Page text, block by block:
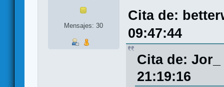
Mensajes: 30
Cita de:
09:47:44
Cita de:
21:19:16